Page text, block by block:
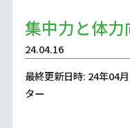
集中力と体
24.04.16
最終更新日時: 24年04
ター